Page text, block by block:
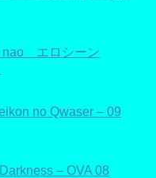
エロシーン
no Qwaser – 09
– OVA 08